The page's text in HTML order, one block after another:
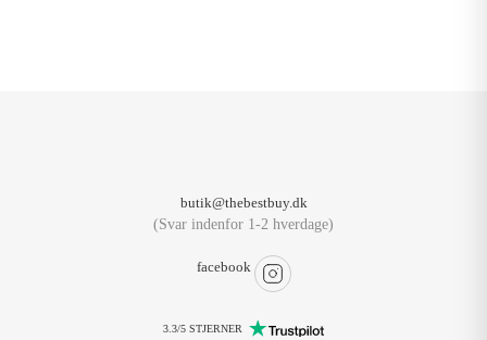
butik@thebestbuy.dk
(Svar indenfor 1-2 hverdage)
facebook
3.3/5 STJERNER